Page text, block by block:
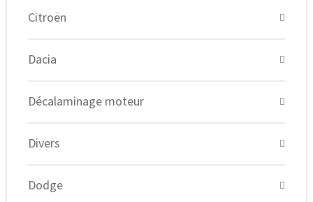
Citroën
Dacia
Décalaminage moteur
Divers
Dodge